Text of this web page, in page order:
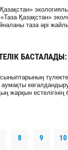
«Таза Қазақстан»
таза әрі
жарқын естелігінің
8 9
10